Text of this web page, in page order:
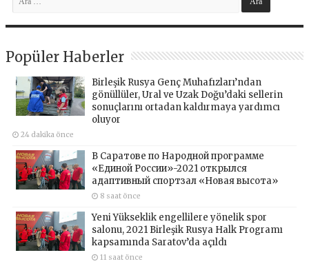
Popüler Haberler
Birleşik Rusya Genç Muhafızları’ndan
gönüllüler, Ural ve Uzak Doğu’daki sellerin
sonuçlarını ortadan kaldırmaya yardımcı
oluyor
24 dakika önce
В Саратове по Народной программе
«Единой России»-2021 открылся
адаптивный спортзал «Новая высота»
8 saat önce
Yeni Yükseklik engellilere yönelik spor
salonu, 2021 Birleşik Rusya Halk Programı
kapsamında Saratov’da açıldı
11 saat önce